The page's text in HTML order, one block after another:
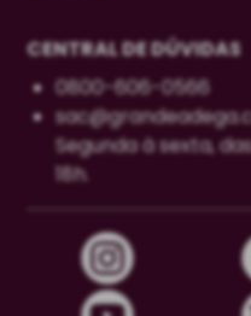
CENTRAL DE DÚVIDAS
0800-606-0566
Segunda à sexta,
18h.